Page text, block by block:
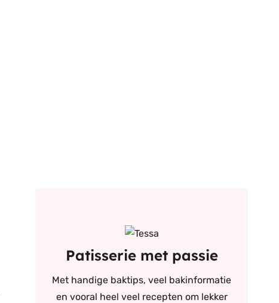
Patisserie met passie
Met handige baktips, veel bakinformatie
en vooral heel veel recepten om lekker